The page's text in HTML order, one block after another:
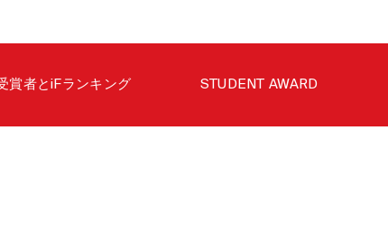
賞者とiFランキング STUDENT AWARD